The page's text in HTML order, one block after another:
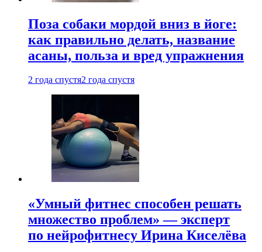
Поза собаки мордой вниз в йоге:
как правильно делать, название
асаны, польза и вред упражнения
2 года спустя2 года спустя
«Умный фитнес способен решать
множество проблем» — эксперт
по нейрофитнесу Ирина Киселёва